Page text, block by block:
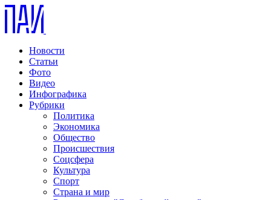
Новости
Статьи
Фото
Видео
Инфографика
Рубрики
Политика
Экономика
Общество
Происшествия
Соцсфера
Культура
Спорт
Страна и мир